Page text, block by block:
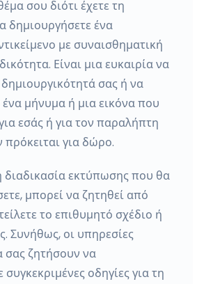
σου διότι έχετε τη
δημιουργήσετε ένα
με συναισθηματική
Είναι μια ευκαιρία να
σας ή να
μήνυμα ή μια εικόνα που
εσάς ή για τον παραλήπτη
για δώρο.
διαδικασία εκτύπωσης που θα
μπορεί να ζητηθεί από
το επιθυμητό σχέδιο ή
Συνήθως, οι υπηρεσίες
ζητήσουν να
οδηγίες για τη